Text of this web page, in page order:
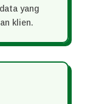
yang
klien.